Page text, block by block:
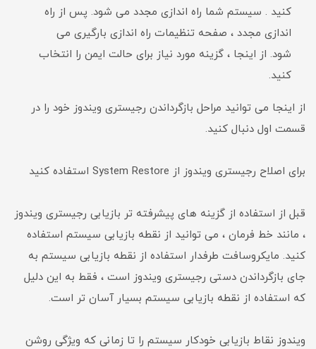
کنید . سیستم شما راه اندازی مجدد می شود. پس از راه
اندازی مجدد ، صفحه تنظیمات راه اندازی بارگیری می
شود. از اینجا ، گزینه مورد نیاز برای حالت ایمن را انتخاب
کنید.
از اینجا می توانید مراحل بازگرداندن رجیستری ویندوز خود را در
قسمت اول دنبال کنید.
برای اصلاح رجیستری ویندوز از System Restore استفاده کنید
قبل از استفاده از گزینه های پیشرفته تر بازیابی رجیستری ویندوز
، مانند خط فرمان ، می توانید از نقطه بازیابی سیستم استفاده
کنید. مایکروسافت طرفدار استفاده از نقطه بازیابی سیستم به
جای بازگرداندن دستی رجیستری ویندوز است ، فقط به این دلیل
که استفاده از نقطه بازیابی سیستم بسیار آسان تر است.
ویندوز نقاط بازیابی خودکار سیستم را تا زمانی که ویژگی روشن